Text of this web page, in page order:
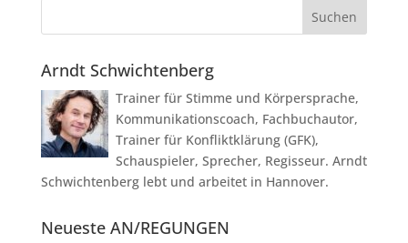
Arndt Schwichtenberg
Trainer für Stimme und Körpersprache,
Kommunikationscoach, Fachbuchautor,
Trainer für Konfliktklärung (GFK),
Schauspieler, Sprecher, Regisseur. Arndt
Schwichtenberg lebt und arbeitet in Hannover.
Neueste AN/REGUNGEN